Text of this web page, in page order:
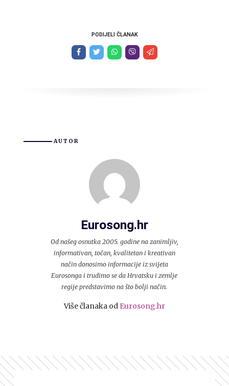
PODIJELI ČLANAK
AUTOR
Eurosong.hr
Od našeg osnutka 2005. godine na zanimljiv,
informativan, točan, kvalitetan i kreativan
način donosimo informacije iz svijeta
Eurosonga i trudimo se da Hrvatsku i zemlje
regije predstavimo na što bolji način.
Više članaka od Eurosong.hr